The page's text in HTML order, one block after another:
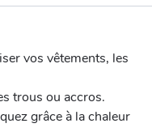
vos vêtements, les
trous ou accros.
grâce à la chaleur